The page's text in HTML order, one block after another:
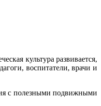
культура развивается,
воспитатели, врачи и
с полезными подвижными